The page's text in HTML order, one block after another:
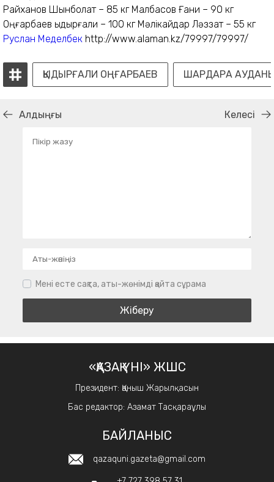
Райханов Шынболат – 85 кг Малбасов Ғани – 90 кг
Оңғарбаев Қыдырғали – 100 кг Мәлікайдар Ләззат – 55 кг
Руслан Меделбек http://www.alaman.kz/79997/79997/
ҚЫДЫРҒАЛИ ОҢҒАРБАЕВ ШАРДАРА
Алдыңғы Келесі
Мені есте сақта, аты-жөнімді қайта сұрама
«ҚАЗАҚ ҮНІ» ЖШС
Президент: Қаныш Жарылқасын
Бас редактор: Азамат Тасқараұлы
БАЙЛАНЫС
qazaquni.gazeta@gmail.com